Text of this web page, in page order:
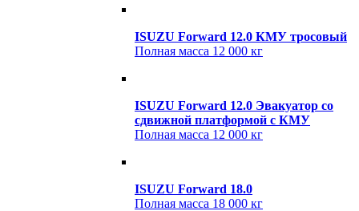
ISUZU Forward 12.0 КМУ тросовый
Полная масса 12 000 кг
ISUZU Forward 12.0 Эвакуатор со
сдвижной платформой с КМУ
Полная масса 12 000 кг
ISUZU Forward 18.0
Полная масса 18 000 кг